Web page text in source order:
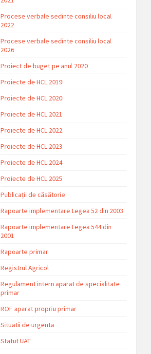
Procese verbale sedinte consiliu local
2022
Procese verbale sedinte consiliu local
2026
Proiect de buget pe anul 2020
Proiecte de HCL 2019
Proiecte de HCL 2020
Proiecte de HCL 2021
Proiecte de HCL 2022
Proiecte de HCL 2023
Proiecte de HCL 2024
Proiecte de HCL 2025
Publicații de căsătorie
Rapoarte implementare Legea 52 din 2003
Rapoarte implementare Legea 544 din
2001
Rapoarte primar
Registrul Agricol
Regulament intern aparat de specialitate
primar
ROF aparat propriu primar
Situatii de urgenta
Statut UAT